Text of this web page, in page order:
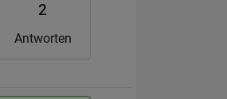
2
Antworten